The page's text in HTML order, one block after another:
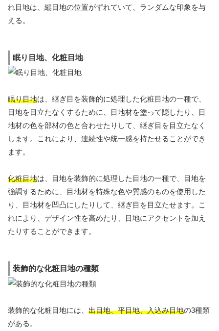
れ目地は、縦目地の位置がずれていて、ランダムな印象を与
える。
眠り目地、化粧目地
眠り目地は、継ぎ目を装飾的に処理した化粧目地の一種で、
目地を目立たなくするために、目地材を塗って隠したり、目
地材の色を部材の色と合わせたりして、継ぎ目を目立たなく
します。これにより、連続性や統一感を持たせることができ
ます。
化粧目地は、目地を装飾的に処理した目地の一種で、目地を
強調するために、目地材を特殊な色や質感のものを使用した
り、目地材を凹凸にしたりして、継ぎ目を目立たせます。こ
れにより、デザイン性を高めたり、目地にアクセントを加え
たりすることができます。
装飾的な化粧目地の種類
装飾的な化粧目地には、 出目地、平目地、入込み目地の3種類
がある。